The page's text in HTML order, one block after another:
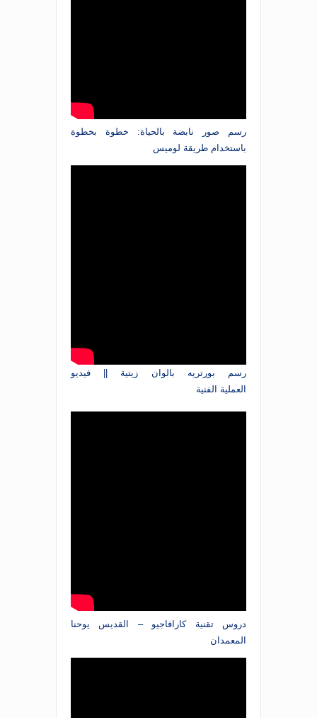
رسم صور نابضة بالحياة: خطوة بخطوة
باستخدام طريقة لوميس
رسم بورتريه بالوان زيتية || فيديو
العملية الفنية
دروس تقنية كارافاجيو – القديس يوحنا
المعمدان